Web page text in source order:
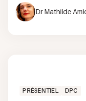
Dr Mathilde
PRÉSENTIEL DPC